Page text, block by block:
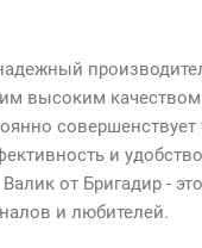
высоким качеством
совершенствует
и
от Бригадир -
и любителей.